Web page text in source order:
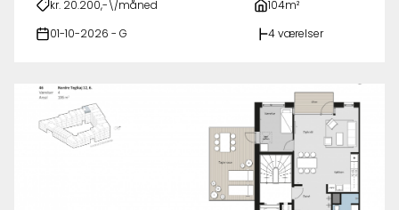
kr. 20.200,-\/måned 104m²
01-10-2026 - G 4 værelser